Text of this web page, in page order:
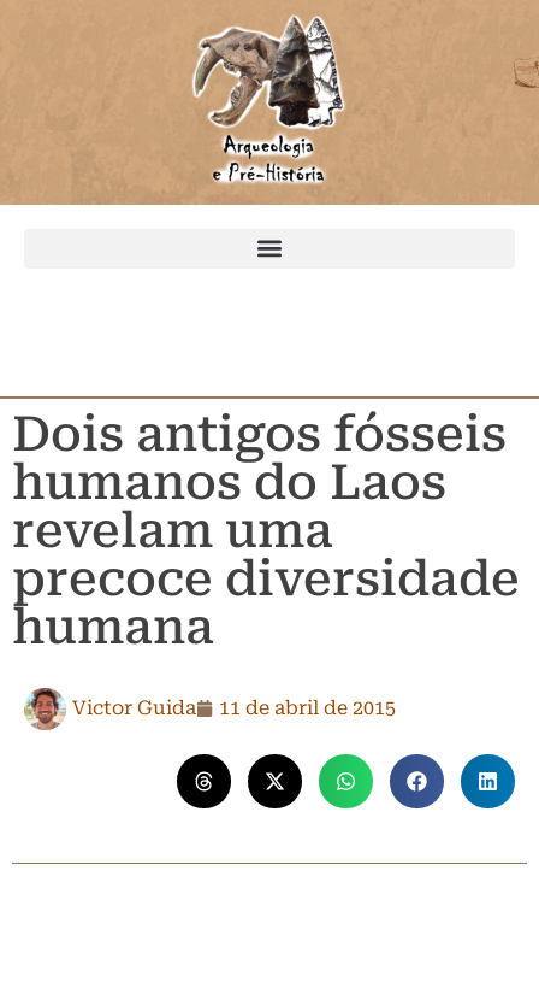
Dois antigos fósseis
humanos do Laos
revelam uma
precoce diversidade
humana
Victor Guida 11 de abril de 2015